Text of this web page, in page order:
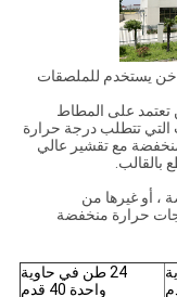
يستخدم للملصقات
تعتمد على المطاط
التي تتطلب درجة حرارة
مع تقشير عالي
بالقالب.
، أو غيرها من
حرارة منخفضة
24 طن في حاوية
واحدة 40 قدم